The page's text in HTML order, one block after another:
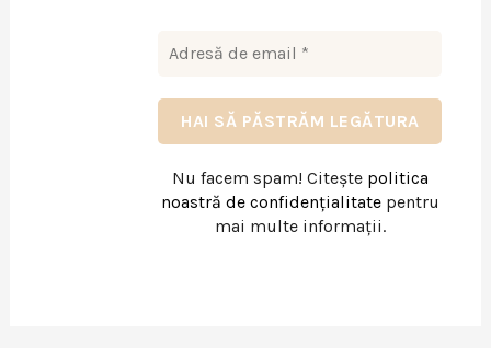
Nu facem spam! Citește politica
noastră de confidențialitatepentru
mai multe informații.